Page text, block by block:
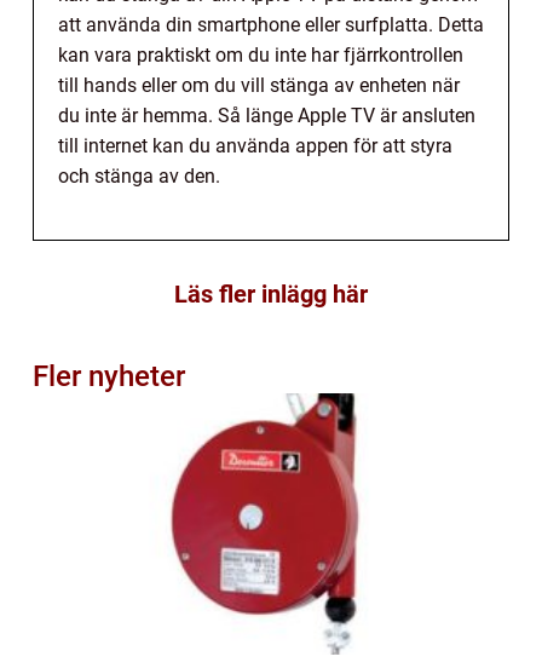
att använda din smartphone eller surfplatta. Detta
kan vara praktiskt om du inte har fjärrkontrollen
till hands eller om du vill stänga av enheten när
du inte är hemma. Så länge Apple TV är ansluten
till internet kan du använda appen för att styra
och stänga av den.
Läs fler inlägg här
Fler nyheter